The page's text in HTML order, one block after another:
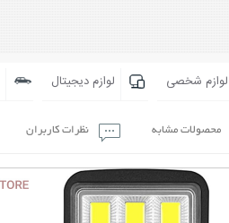
لوازم شخصی لوازم دیجیتال
محصولات مشابه نظرات کاربران